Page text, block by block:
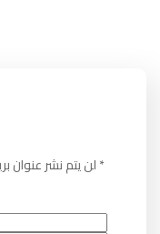
لن يتم نشر عنوان بريدك الإلكتروني. الحقول المطلوبة محددة *